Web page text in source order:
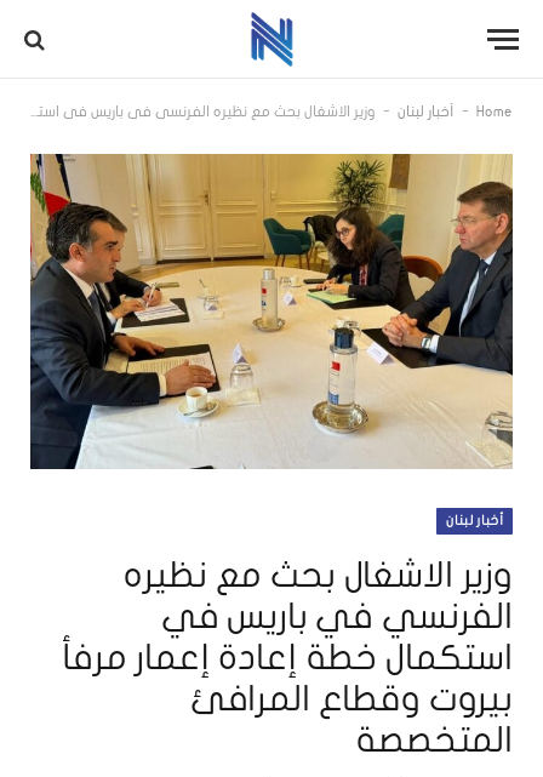
Home
- أخبار لبنان - وزير الاشغال بحث مع نظيره الفرنسي في باريس في استكمال خطة إعادة إعمار مرفأ بيروت وقطاع المرافئ المتخصصة
أخبار لبنان
وزير الاشغال بحث مع نظيره
الفرنسي في باريس في
استكمال خطة إعادة إعمار مرفأ
بيروت وقطاع المرافئ
المتخصصة